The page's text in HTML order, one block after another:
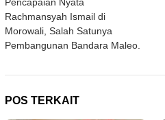
pos
Rachmansyah Ismail di
Morowali, Salah Satunya
Pembangunan Bandara Maleo.
POS TERKAIT